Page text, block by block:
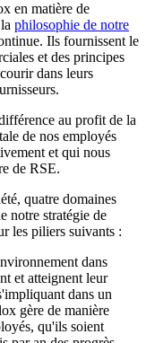
en matière de
philosophie de notre
Ils fournissent le
et des principes
dans leurs
au profit de la
de nos employés
et qui nous
de RSE.
quatre domaines
notre stratégie de
les piliers suivants :
dans
et atteignent leur
dans un
gère de manière
qu'ils soient